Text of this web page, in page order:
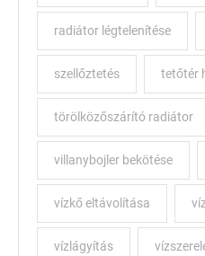
radiátor légtelenítése
szellőztetés tetőtér
törölközőszárító radiátor
villanybojler bekötése
vízkő eltávolítása
vízlágyítás